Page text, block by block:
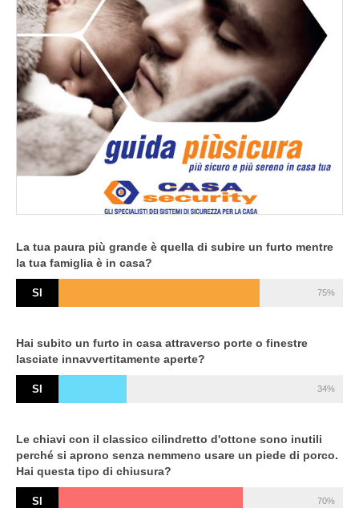
La tua paura più grande è quella di subire un furto mentre
la tua famiglia è in casa?
SI 75%
Hai subito un furto in casa attraverso porte o finestre
lasciate innavvertitamente aperte?
SI 34%
Le chiavi con il classico cilindretto d'ottone sono inutili
perché si aprono senza nemmeno usare un piede di porco.
Hai questa tipo di chiusura?
SI 70%